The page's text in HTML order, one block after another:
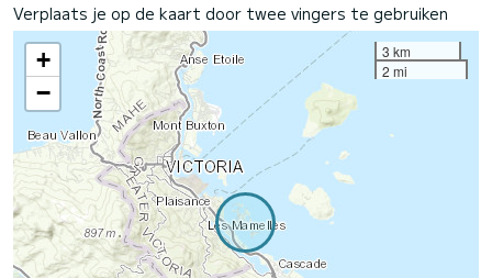
Verplaats je op de kaart door twee vingers te gebruiken
+
−
3 km
2 mi